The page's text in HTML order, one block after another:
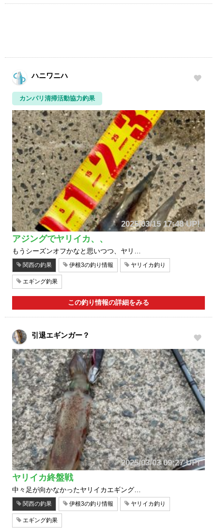
ハニワニハ
カンパリ清掃活動協力釣果
2025/03/15 17:48 UP!
アジングでヤリイカ、、
もうシーズンオフかなと思いつつ、ヤリ…
関西の釣果 伊根3の釣り情報 ヤリイカ釣り
エギング釣果
この釣り情報の詳細をみる
引退エギンガー？
2025/03/03 09:27 UP!
ヤリイカ終盤戦
中々足が向かなかったヤリイカエギング…
関西の釣果 伊根3の釣り情報 ヤリイカ釣り
エギング釣果